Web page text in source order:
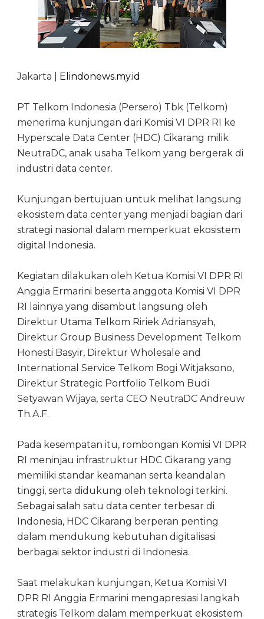
Jakarta | Elindonews.my.id
PT Telkom Indonesia (Persero) Tbk (Telkom)
menerima kunjungan dari Komisi VI DPR RI ke
Hyperscale Data Center (HDC) Cikarang milik
NeutraDC, anak usaha Telkom yang bergerak di
industri data center.
Kunjungan bertujuan untuk melihat langsung
ekosistem data center yang menjadi bagian dari
strategi nasional dalam memperkuat ekosistem
digital Indonesia.
Kegiatan dilakukan oleh Ketua Komisi VI DPR RI
Anggia Ermarini beserta anggota Komisi VI DPR
RI lainnya yang disambut langsung oleh
Direktur Utama Telkom Ririek Adriansyah,
Direktur Group Business Development Telkom
Honesti Basyir, Direktur Wholesale and
International Service Telkom Bogi Witjaksono,
Direktur Strategic Portfolio Telkom Budi
Setyawan Wijaya, serta CEO NeutraDC Andreuw
Th.A.F.
Pada kesempatan itu, rombongan Komisi VI DPR
RI meninjau infrastruktur HDC Cikarang yang
memiliki standar keamanan serta keandalan
tinggi, serta didukung oleh teknologi terkini.
Sebagai salah satu data center terbesar di
Indonesia, HDC Cikarang berperan penting
dalam mendukung kebutuhan digitalisasi
berbagai sektor industri di Indonesia.
Saat melakukan kunjungan, Ketua Komisi VI
DPR RI Anggia Ermarini mengapresiasi langkah
strategis Telkom dalam memperkuat ekosistem